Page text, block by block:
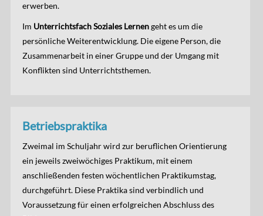
erwerben.
Im Unterrichtsfach Soziales Lernengeht es um die
persönliche Weiterentwicklung. Die eigene Person, die
Zusammenarbeit in einer Gruppe und der Umgang mit
Konflikten sind Unterrichtsthemen.
Betriebspraktika
Zweimal im Schuljahr wird zur beruflichen Orientierung
ein jeweils zweiwöchiges Praktikum, mit einem
anschließenden festen wöchentlichen Praktikumstag,
durchgeführt. Diese Praktika sind verbindlich und
Voraussetzung für einen erfolgreichen Abschluss des